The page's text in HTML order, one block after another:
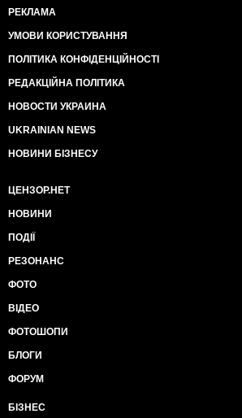
РЕКЛАМА
УМОВИ КОРИСТУВАННЯ
ПОЛІТИКА КОНФІДЕНЦІЙНОСТІ
РЕДАКЦІЙНА ПОЛІТИКА
НОВОСТИ УКРАИНА
UKRAINIAN NEWS
НОВИНИ БІЗНЕСУ
ЦЕНЗОР.НЕТ
НОВИНИ
ПОДІЇ
РЕЗОНАНС
ФОТО
ВІДЕО
ФОТОШОПИ
БЛОГИ
ФОРУМ
БІЗНЕС